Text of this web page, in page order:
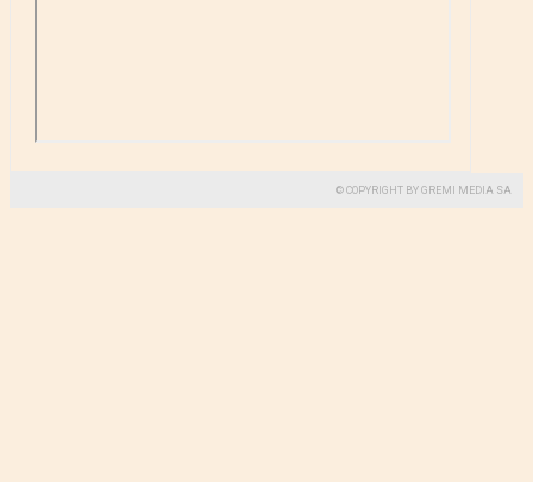
© COPYRIGHT BY GREMI MEDIA SA